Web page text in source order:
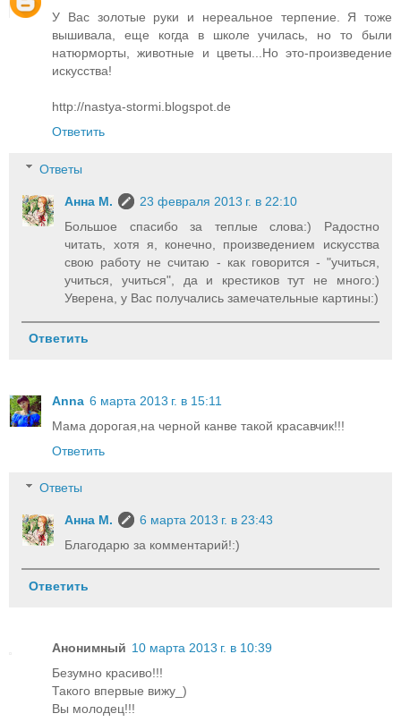
У Вас золотые руки и нереальное терпение. Я тоже
вышивала, еще когда в школе училась, но то были
натюрморты, животные и цветы...Но это-произведение
искусства!
http://nastya-stormi.blogspot.de
Ответить
Ответы
Анна М.
23 февраля 2013 г. в 22:10
Большое спасибо за теплые слова:) Радостно
читать, хотя я, конечно, произведением искусства
свою работу не считаю - как говорится - "учиться,
учиться, учиться", да и крестиков тут не много:)
Уверена, у Вас получались замечательные картины:)
Ответить
Anna 6 марта 2013 г. в 15:11
Мама дорогая,на черной канве такой красавчик!!!
Ответить
Ответы
Анна М.
6 марта 2013 г. в 23:43
Благодарю за комментарий!:)
Ответить
Анонимный 10 марта 2013 г. в 10:39
Безумно красиво!!!
Такого впервые вижу_)
Вы молодец!!!